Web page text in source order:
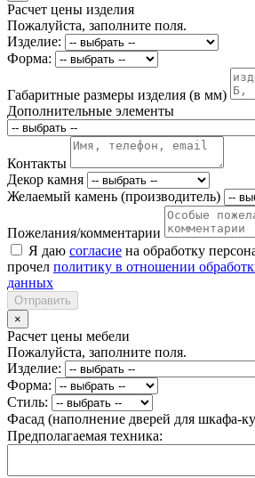
Расчет цены изделия
Пожалуйста, заполните поля.
Изделие:
Форма:
Габаритные размеры изделия (в мм)
Дополнительные элементы
Контакты
Декор камня
Желаемый камень (производитель)
Пожелания/комментарии
Я даю согласие на обработку
прочел политику в отношении
данных
Отправить
×
Расчет цены мебели
Пожалуйста, заполните поля.
Изделие:
Форма:
Стиль:
Фасад (наполнение дверей для шкафа-
Предполагаемая техника: